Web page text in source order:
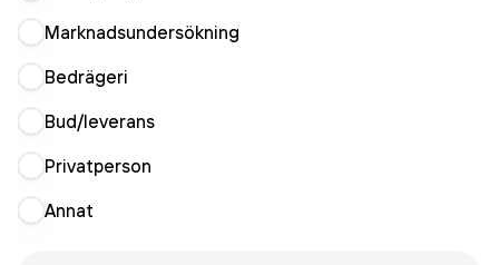
Marknadsundersökning
Bedrägeri
Bud/leverans
Privatperson
Annat